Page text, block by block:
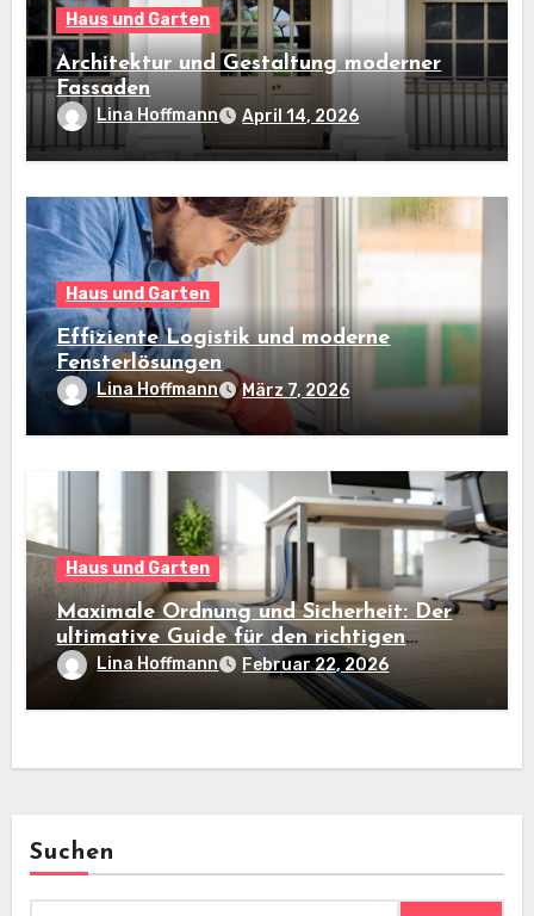
Haus und Garten
Architektur und Gestaltung moderner
Fassaden
Lina Hoffmann April 14, 2026
Haus und Garten
Effiziente Logistik und moderne
Fensterlösungen
Lina Hoffmann März 7, 2026
Haus und Garten
Maximale Ordnung und Sicherheit: Der
ultimative Guide für den richtigen
Kabelkanal am Boden
Lina Hoffmann Februar 22, 2026
Suchen